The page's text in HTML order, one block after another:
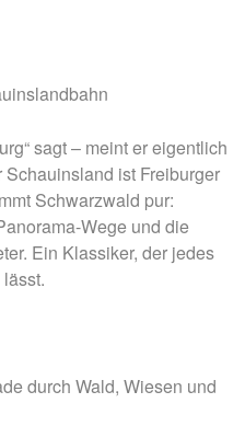
sagt – meint er eigentlich
ist Freiburger
Schwarzwald pur:
Wege und die
Ein Klassiker, der jedes
durch Wald, Wiesen und